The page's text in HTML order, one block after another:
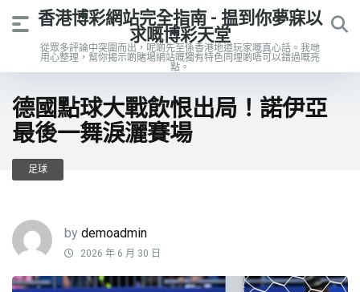
香港博彩網站完全指南 - 揾到你夢寐以
求嘅博彩天堂
從眾多評論中突圍而出，呢啲先至係香港地道玩家嘅真心話。我哋
用心整理，幫你揭示啲賭場網站嘅獨有特色同埋啲唔可以錯過嘅亮
點。
德國點球大戰飲恨出局！諾伊亞
最後一舞淚灑賽場
足球
by demoadmin
2026 年 6 月 30 日